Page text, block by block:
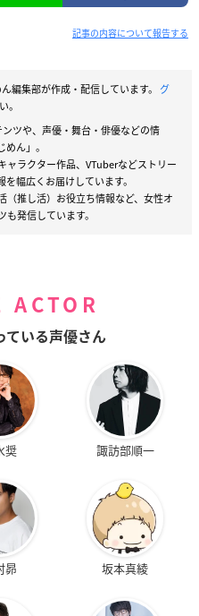
記事の内容について報告する
編集部が作成・配信しています。 グ
。
ツや、声優・舞台・俳優などの情
ん」。
ャラクター作品、VTuberなどストリー
幅広くお届けしています。
（推し活）お役立ち情報など、女性オ
発信しています。
ACTOR
ている声優さん
奨 諏訪部順一
昴 坂本真綾